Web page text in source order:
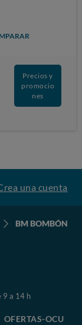
Precios y
promocio
nes
una cuenta
BM BOMBÓN
9 a 14 h
OFERTAS-OCU